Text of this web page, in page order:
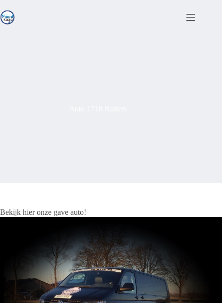
naar
de
Bekijk hier onze gave auto!